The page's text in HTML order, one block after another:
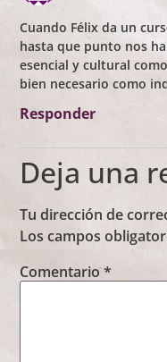
Cuando Félix da un
hasta que punto nos
esencial y cultural
bien necesario como
Responder
Deja una
Tu dirección de
Los campos
Comentario*